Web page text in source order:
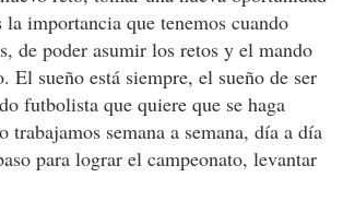
la importancia que tenemos cuando
de poder asumir los retos y el mando
El sueño está siempre, el sueño de ser
futbolista que quiere que se haga
trabajamos semana a semana, día a día
para lograr el campeonato, levantar